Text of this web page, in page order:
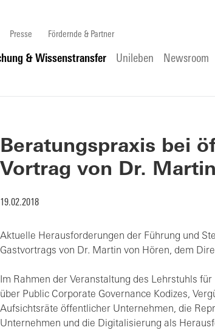
Presse Fördernde & Partner
& Wissenstransfer Unileben Newsroom
Beratungspraxis bei
Vortrag von Dr.
19.02.2018
Aktuelle Herausforderungen der Führung und
Gastvortrags von Dr. Martin von Hören, dem
Im Rahmen der Veranstaltung des Lehrstuhls
über Public Corporate Governance Kodizes,
Aufsichtsräte öffentlicher Unternehmen, die
Unternehmen und die Digitalisierung als